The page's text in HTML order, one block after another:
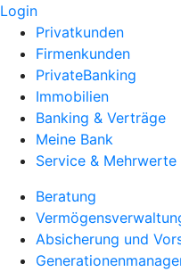
Login
Privatkunden
Firmenkunden
PrivateBanking
Immobilien
Banking & Verträge
Meine Bank
Service & Mehrwerte
Beratung
Absicherung und